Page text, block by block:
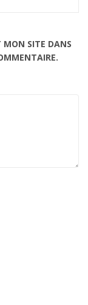
MON SITE DANS